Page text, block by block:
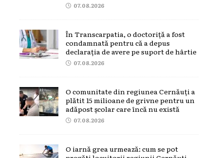
07.08.2026
În Transcarpatia, o doctoriță a fost
condamnată pentru că a depus
declarația de avere pe suport de hârtie
07.08.2026
O comunitate din regiunea Cernăuți a
plătit 15 milioane de grivne pentru un
adăpost școlar care încă nu există
07.08.2026
O iarnă grea urmează: cum se pot